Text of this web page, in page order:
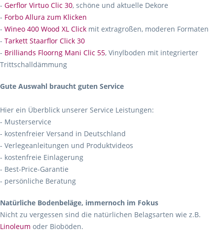
- Gerflor Virtuo Clic 30, schöne und aktuelle Dekore
- Forbo Allura zum Klicken
- Wineo 400 Wood XL Click mit extragroßen, moderen Formaten
- Tarkett Staarflor Click 30
- Brilliands Floorng Mani Clic 55, Vinylboden mit integrierter
Trittschalldämmung
Gute Auswahl braucht guten Service
Hier ein Überblick unserer Service Leistungen:
- Musterservice
- kostenfreier Versand in Deutschland
- Verlegeanleitungen und Produktvideos
- kostenfreie Einlagerung
- Best-Price-Garantie
- persönliche Beratung
Natürliche Bodenbeläge, immernoch im Fokus
Nicht zu vergessen sind die natürlichen Belagsarten wie z.B.
Linoleum oder Bioböden.